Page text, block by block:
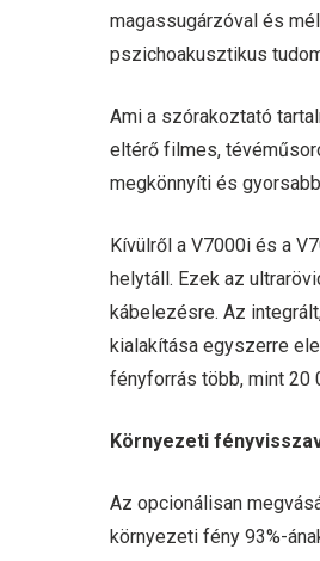
magassugárzóval és
pszichoakusztikus
Ami a szórakoztató
eltérő filmes,
megkönnyíti és
Kívülről a V7000i és a
helytáll. Ezek az
kábelezésre. Az
kialakítása egyszerre
fényforrás több, mint 20
Környezeti
Az opcionálisan
környezeti fény 93%-